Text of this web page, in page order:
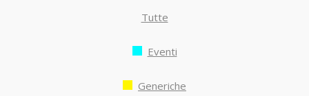
Tutte
Eventi
Generiche